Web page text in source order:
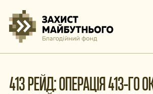
413 РЕЙД: ОПЕРАЦІЯ 413-ГО